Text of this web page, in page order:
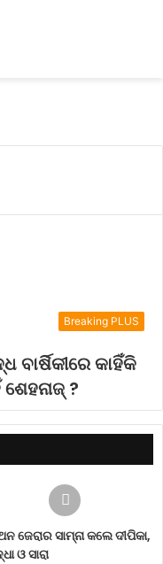
Breaking PLUS
ବାର୍ଷିକୀରେ କାହିଁକି
?
ଜେରାର ସାମ୍ନା କଲେ ଦୀପିକା,
ଓ ସାରା